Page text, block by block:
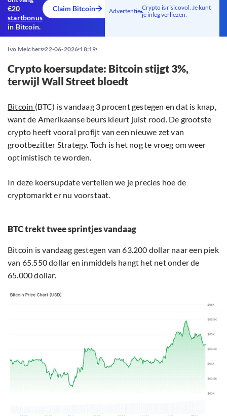
€20
startbonus
in Bitcoin.
Claim Bitcoin Advertentie Crypto is risicovol. Je kunt
je inleg verliezen.
Ivo Melchers 22-06-2026 18:19
Crypto koersupdate: Bitcoin stijgt 3%,
terwijl Wall Street bloedt
Bitcoin (BTC) is vandaag 3 procent gestegen en dat is knap,
want de Amerikaanse beurs kleurt juist rood. De grootste
crypto heeft vooral profijt van een nieuwe zet van
grootbezitter Strategy. Toch is het nog te vroeg om weer
optimistisch te worden.
In deze koersupdate vertellen we je precies hoe de
cryptomarkt er nu voorstaat.
BTC trekt twee sprintjes vandaag
Bitcoin is vandaag gestegen van 63.200 dollar naar een piek
van 65.550 dollar en inmiddels hangt het net onder de
65.000 dollar.